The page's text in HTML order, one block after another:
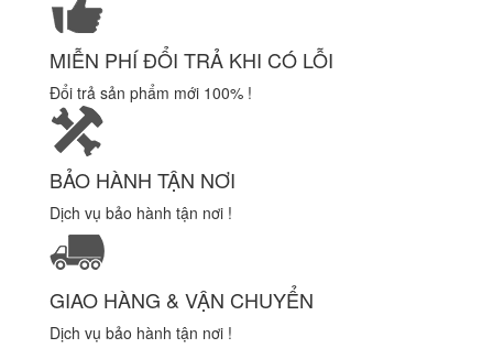
MIỄN PHÍ ĐỔI TRẢ KHI CÓ LỖI
Đổi trả sản phẩm mới 100% !
BẢO HÀNH TẬN NƠI
Dịch vụ bảo hành tận nơi !
GIAO HÀNG & VẬN CHUYỂN
Dịch vụ bảo hành tận nơi !